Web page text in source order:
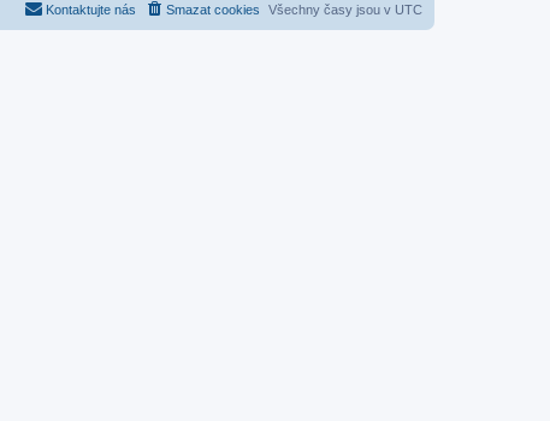
Všechny časy jsou v UTC
Smazat cookies
Kontaktujte nás